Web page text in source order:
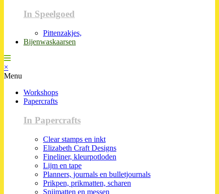
In Speelgoed
Pittenzakjes,
Bijenwaskaarsen
×
Menu
Workshops
Papercrafts
In Papercrafts
Clear stamps en inkt
Elizabeth Craft Designs
Fineliner, kleurpotloden
Lijm en tape
Planners, journals en bulletjournals
Prikpen, prikmatten, scharen
Snijmatten en messen